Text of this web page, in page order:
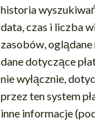
historia
data, czas i liczba
zasobów, oglądane
dane dotyczące
nie wyłącznie,
przez ten system
inne informacje